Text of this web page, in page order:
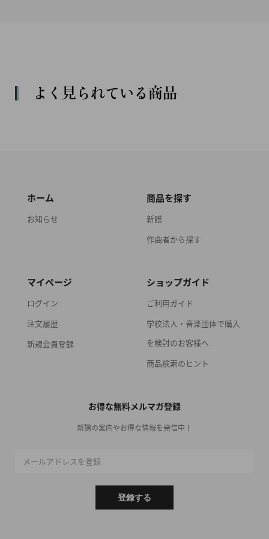
よく見られている商品
ホーム
お知らせ
商品を探す
新譜
作曲者から探す
マイページ
ログイン
注文履歴
新規会員登録
ショップガイド
ご利用ガイド
学校法人・音楽団体で購入
を検討のお客様へ
商品検索のヒント
お得な無料メルマガ登録
新譜の案内やお得な情報を発信中！
メールアドレスを登録
登録する